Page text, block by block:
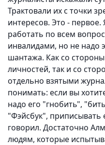
Трактовали их с точки
интересов. Это - первое.
работать по всем
инвалидами, но не надо
шантажа. Как со
личностей, так и со
отдельно взятыми
понимать: если вы
надо его "гнобить",
"Фэйсбук", приписывать
говорил. Достаточно
людям, которые